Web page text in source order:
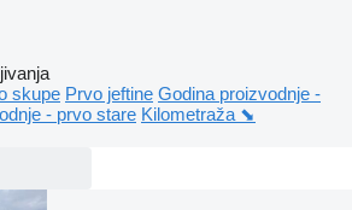
skupe Prvo jeftine Godina proizvodnje -
- prvo stare Kilometraža ⬊